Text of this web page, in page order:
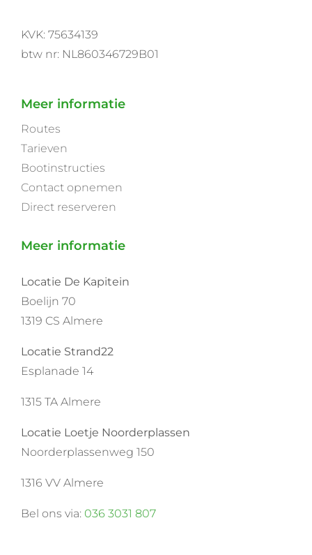
KVK: 75634139
btw nr: NL860346729B01
Meer informatie
Routes
Tarieven
Bootinstructies
Contact opnemen
Direct reserveren
Meer informatie
Locatie De Kapitein
Boelijn 70
1319 CS Almere
Locatie Strand22
Esplanade 14
1315 TA Almere
Locatie Loetje Noorderplassen
Noorderplassenweg 150
1316 VV Almere
Bel ons via: 036 3031 807